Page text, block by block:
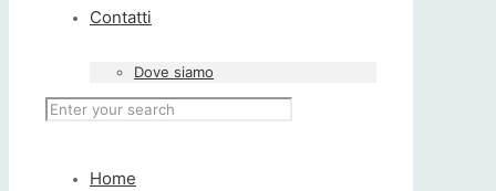
Contatti
Dove siamo
Home